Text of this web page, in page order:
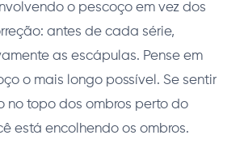
o pescoço em vez dos
antes de cada série,
as escápulas. Pense em
o mais longo possível. Se sentir
no topo dos ombros perto do
está encolhendo os ombros.